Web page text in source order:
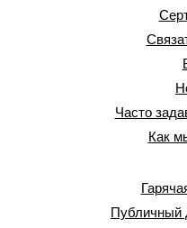
Часто
Как
Публичный